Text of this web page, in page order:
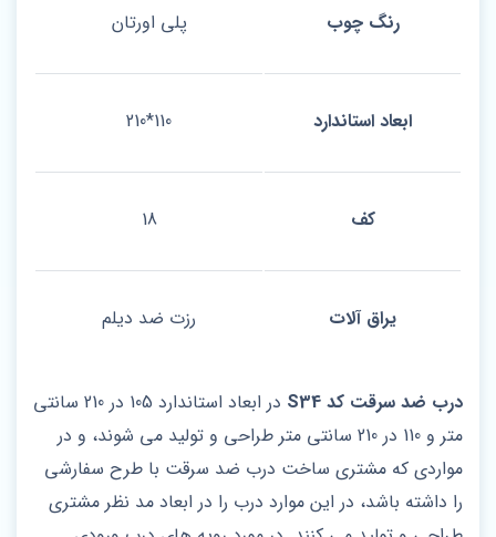
رنگ چوب پلی اورتان
ابعاد استاندارد 110*210
کف 18
یراق آلات رزت ضد دیلم
درب ضد سرقت کد S34
در ابعاد استاندارد 105 در 210 سانتی‌
متر و 110 در 210 سانتی‌ متر طراحی و تولید می شوند، و در
مواردی که مشتری ساخت درب ضد سرقت با طرح سفارشی
را داشته باشد، در این موارد درب را در ابعاد مد نظر مشتری